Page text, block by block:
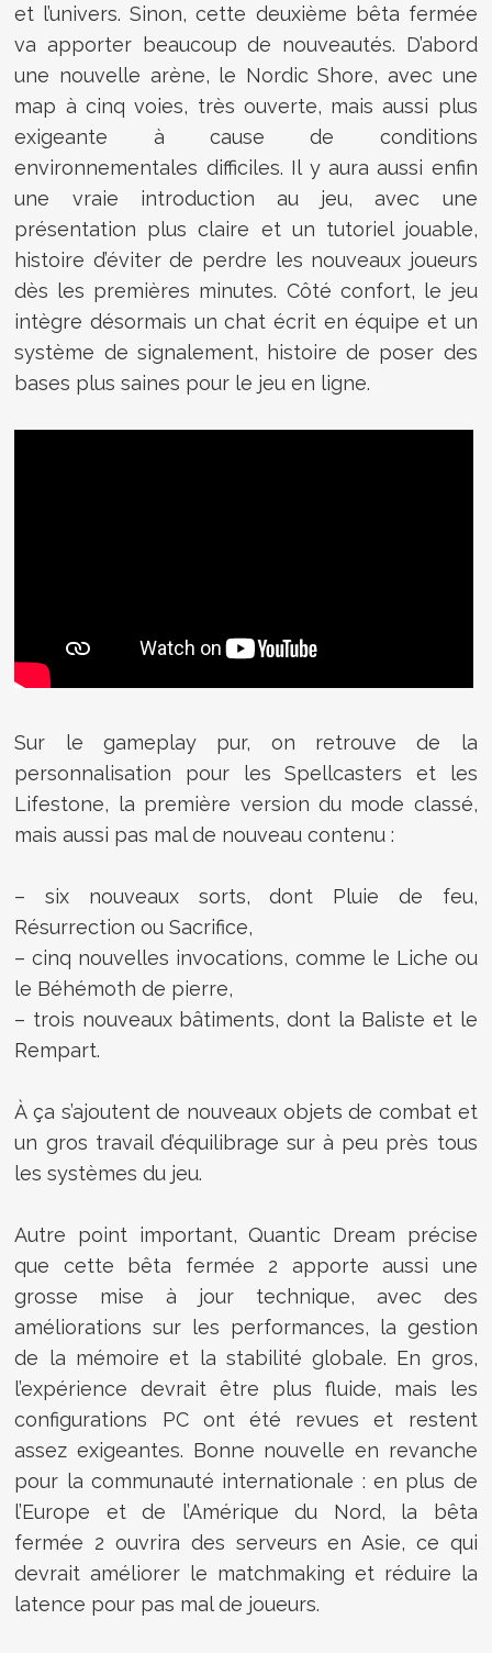
et l’univers. Sinon, cette deuxième bêta fermée
va apporter beaucoup de nouveautés. D’abord
une nouvelle arène, le Nordic Shore, avec une
map à cinq voies, très ouverte, mais aussi plus
exigeante à cause de conditions
environnementales difficiles. Il y aura aussi enfin
une vraie introduction au jeu, avec une
présentation plus claire et un tutoriel jouable,
histoire d’éviter de perdre les nouveaux joueurs
dès les premières minutes. Côté confort, le jeu
intègre désormais un chat écrit en équipe et un
système de signalement, histoire de poser des
bases plus saines pour le jeu en ligne.
Sur le gameplay pur, on retrouve de la
personnalisation pour les Spellcasters et les
Lifestone, la première version du mode classé,
mais aussi pas mal de nouveau contenu :
– six nouveaux sorts, dont Pluie de feu,
Résurrection ou Sacrifice,
– cinq nouvelles invocations, comme le Liche ou
le Béhémoth de pierre,
– trois nouveaux bâtiments, dont la Baliste et le
Rempart.
À ça s’ajoutent de nouveaux objets de combat et
un gros travail d’équilibrage sur à peu près tous
les systèmes du jeu.
Autre point important, Quantic Dream précise
que cette bêta fermée 2 apporte aussi une
grosse mise à jour technique, avec des
améliorations sur les performances, la gestion
de la mémoire et la stabilité globale. En gros,
l’expérience devrait être plus fluide, mais les
configurations PC ont été revues et restent
assez exigeantes. Bonne nouvelle en revanche
pour la communauté internationale : en plus de
l’Europe et de l’Amérique du Nord, la bêta
fermée 2 ouvrira des serveurs en Asie, ce qui
devrait améliorer le matchmaking et réduire la
latence pour pas mal de joueurs.